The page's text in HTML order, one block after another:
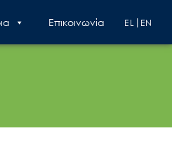
Επικοινωνία EN
EL